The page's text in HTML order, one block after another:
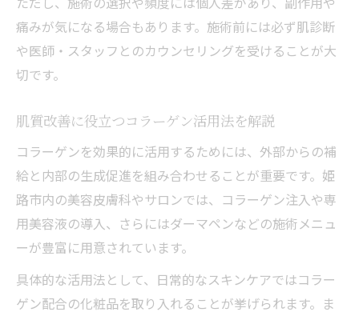
痛みが気になる場合もあります。施術前には必ず肌診断
や医師・スタッフとのカウンセリングを受けることが大
切です。
肌質改善に役立つコラーゲン活用法を解説
コラーゲンを効果的に活用するためには、外部からの補
給と内部の生成促進を組み合わせることが重要です。姫
路市内の美容皮膚科やサロンでは、コラーゲン注入や専
用美容液の導入、さらにはダーマペンなどの施術メニュ
ーが豊富に用意されています。
具体的な活用法として、日常的なスキンケアではコラー
ゲン配合の化粧品を取り入れることが挙げられます。ま